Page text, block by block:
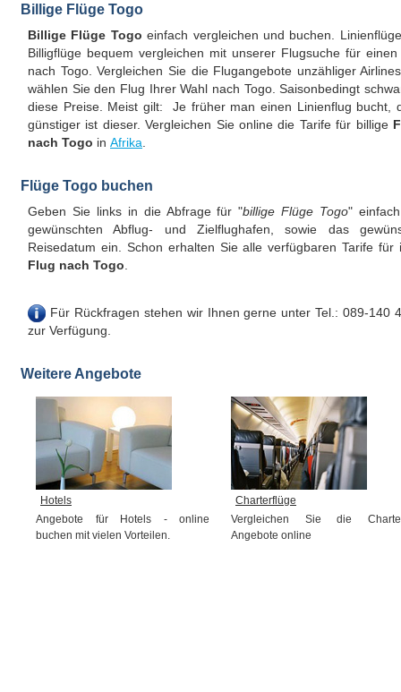
Billige Flüge Togo
Billige Flüge Togo einfach vergleichen und buchen.
Billigflüge bequem vergleichen mit unserer Flugsuche für einen
nach Togo. Vergleichen Sie die Flugangebote unzähliger
wählen Sie den Flug Ihrer Wahl nach Togo. Saisonbedingt
diese Preise. Meist gilt: Je früher man einen Linienflug bucht,
günstiger ist dieser. Vergleichen Sie online die Tarife für billige
nach Togo in Afrika.
Flüge Togo buchen
Geben Sie links in die Abfrage für "billige Flüge Togo"
gewünschten Abflug- und Zielflughafen, sowie das
Reisedatum ein. Schon erhalten Sie alle verfügbaren Tarife für
Flug nach Togo.
Für Rückfragen stehen wir Ihnen gerne unter Tel.: 089-140
zur Verfügung.
Weitere Angebote
Hotels
Angebote für Hotels - online
buchen mit vielen Vorteilen.
Charterflüge
Vergleichen Sie die
Angebote online